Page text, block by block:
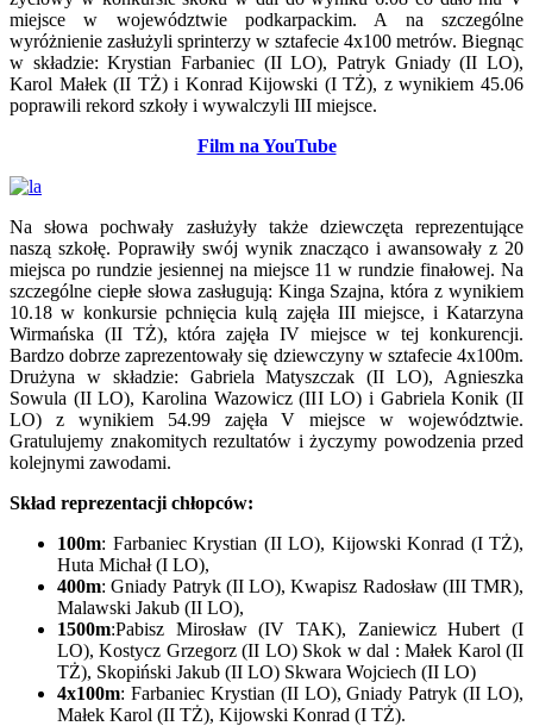
miejsce w województwie podkarpackim. A na szczególne
wyróżnienie zasłużyli sprinterzy w sztafecie 4x100 metrów. Biegnąc
w składzie: Krystian Farbaniec (II LO), Patryk Gniady (II LO),
Karol Małek (II TŻ) i Konrad Kijowski (I TŻ), z wynikiem 45.06
poprawili rekord szkoły i wywalczyli III miejsce.
Film na YouTube
Na słowa pochwały zasłużyły także dziewczęta reprezentujące
naszą szkołę. Poprawiły swój wynik znacząco i awansowały z 20
miejsca po rundzie jesiennej na miejsce 11 w rundzie finałowej. Na
szczególne ciepłe słowa zasługują: Kinga Szajna, która z wynikiem
10.18 w konkursie pchnięcia kulą zajęła III miejsce, i Katarzyna
Wirmańska (II TŻ), która zajęła IV miejsce w tej konkurencji.
Bardzo dobrze zaprezentowały się dziewczyny w sztafecie 4x100m.
Drużyna w składzie: Gabriela Matyszczak (II LO), Agnieszka
Sowula (II LO), Karolina Wazowicz (III LO) i Gabriela Konik (II
LO) z wynikiem 54.99 zajęła V miejsce w województwie.
Gratulujemy znakomitych rezultatów i życzymy powodzenia przed
kolejnymi zawodami.
Skład reprezentacji chłopców:
100m: Farbaniec Krystian (II LO), Kijowski Konrad (I TŻ),
Huta Michał (I LO),
400m: Gniady Patryk (II LO), Kwapisz Radosław (III TMR),
Malawski Jakub (II LO),
1500m:Pabisz Mirosław (IV TAK), Zaniewicz Hubert (I
LO), Kostycz Grzegorz (II LO) Skok w dal : Małek Karol (II
TŻ), Skopiński Jakub (II LO) Skwara Wojciech (II LO)
4x100m: Farbaniec Krystian (II LO), Gniady Patryk (II LO),
Małek Karol (II TŻ), Kijowski Konrad (I TŻ).